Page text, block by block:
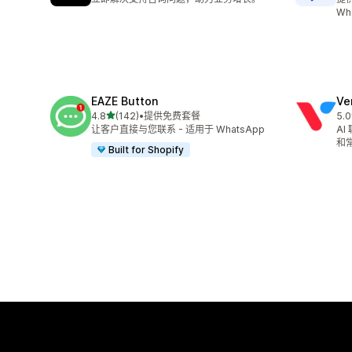
EAZE Button
4.8星（满分 5 星）
(142)
总共 142 条评论
•提供免费套餐
让客户直接与您联系 - 适用于 WhatsApp
Built for Shopify
5.0
总
AI
和